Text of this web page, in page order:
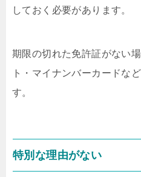
しておく必要があります。
期限の切れた免許証がない
ト・マイナンバーカードな
す。
特別な理由がない